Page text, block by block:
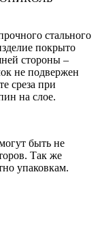
стального
покрыто
стороны –
не подвержен
среза при
на слое.
быть не
Так же
упаковкам.